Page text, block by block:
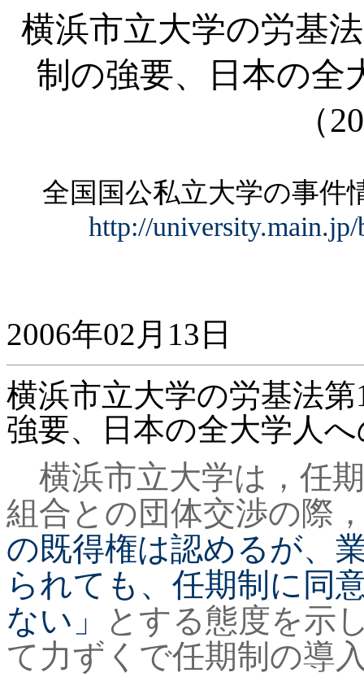
横浜市立大学の労基
制の強要、日本の全
（
全国国公私立大学の事
http://
2006年02月13日
横浜市立大学の労基法第
強要、日本の全大学人
横浜市立大学は，任
組合との団体交渉の際
の既得権は認めるが、
られても、任期制に同
ない」
とする態度を示
て力ずくで任期制の導